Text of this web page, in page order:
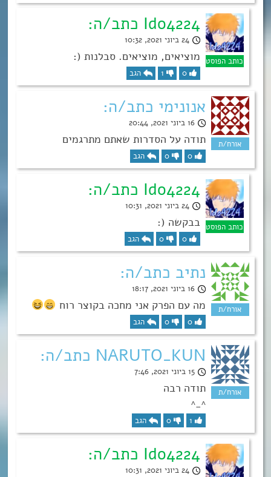
Ido4224 כתב/ה:
24 ביוני 2021, 10:32
מוציאים, מוציאים. סבלנות (:
0
1 הגב
אנונימי כתב/ה:
16 ביוני 2021, 20:44
תודה על הסדרות שאתם מתרגמים
0
0 הגב
Ido4224 כתב/ה:
24 ביוני 2021, 10:31
בבקשה (:
0
0 הגב
נתיב כתב/ה:
16 ביוני 2021, 18:17
מה עם הפרק אני מחכה בקוצר רוח
0
0 הגב
NARUTO_KUN כתב/ה:
15 ביוני 2021, 7:46
תודה רבה
^_^
1
0 הגב
Ido4224 כתב/ה:
24 ביוני 2021, 10:31